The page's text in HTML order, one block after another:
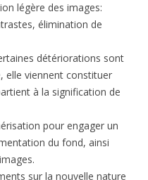
légère des images:
élimination de
détériorations sont
elle viennent constituer
à la signification de
pour engager un
du fond, ainsi
sur la nouvelle nature